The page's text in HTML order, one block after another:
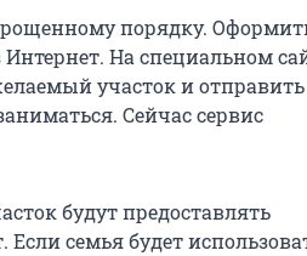
порядку.
На специальном
участок и отправить
Сейчас сервис
будут предоставлять
Если семья будет